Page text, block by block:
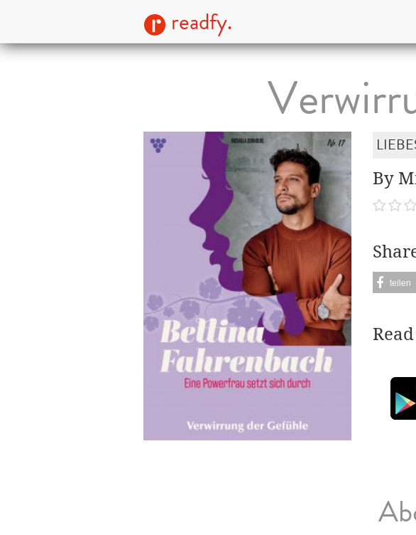
readfy.
By
teilen